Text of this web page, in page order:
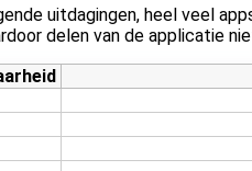
uitdagingen, heel veel
delen van de applicatie